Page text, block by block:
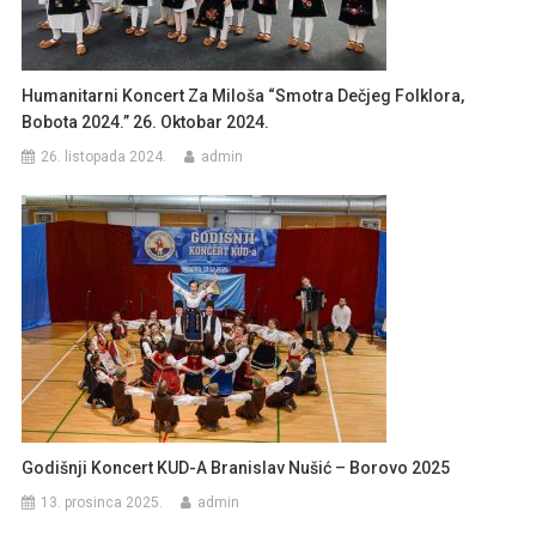
Humanitarni Koncert Za Miloša “Smotra Dečjeg Folklora,
Bobota 2024.” 26. Oktobar 2024.
26. listopada 2024. admin
Godišnji Koncert KUD-A Branislav Nušić – Borovo 2025
13. prosinca 2025. admin